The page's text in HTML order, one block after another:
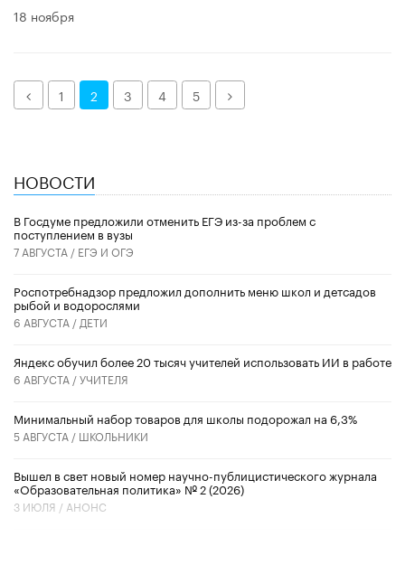
18 ноября
Назад1 2 3 4 5 Далее
НОВОСТИ
В Госдуме предложили отменить ЕГЭ из-за проблем с
поступлением в вузы
7 АВГУСТА / ЕГЭ И ОГЭ
Роспотребнадзор предложил дополнить меню школ и детсадов
рыбой и водорослями
6 АВГУСТА / ДЕТИ
​Яндекс обучил более 20 тысяч учителей использовать ИИ в работе
6 АВГУСТА /УЧИТЕЛЯ
Минимальный набор товаров для школы подорожал на 6,3%
5 АВГУСТА / ШКОЛЬНИКИ
Вышел в свет новый номер научно-публицистического журнала
«Образовательная политика» № 2 (2026)
3 ИЮЛЯ / АНОНС